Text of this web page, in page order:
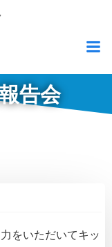
告会
をいただいてキッ